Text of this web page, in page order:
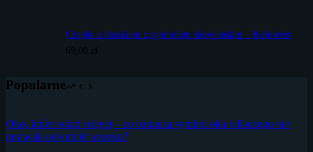
Czapka z daszkiem z symbolem słowiańskim – Kołowrót
69,00 zł
Popularne
Oko, które widzi więcej – co oznacza symbol oka i dlaczego nie
pozwala odwrócić wzroku?